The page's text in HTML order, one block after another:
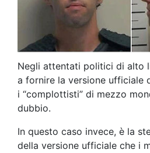
Negli attentati politici di alto
a fornire la versione ufficiale
i “complottisti” di mezzo
dubbio.
In questo caso invece, è la
della versione ufficiale che i